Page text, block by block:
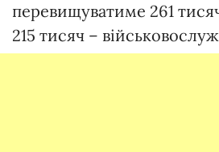
перевищуватиме 261
215 тисяч –